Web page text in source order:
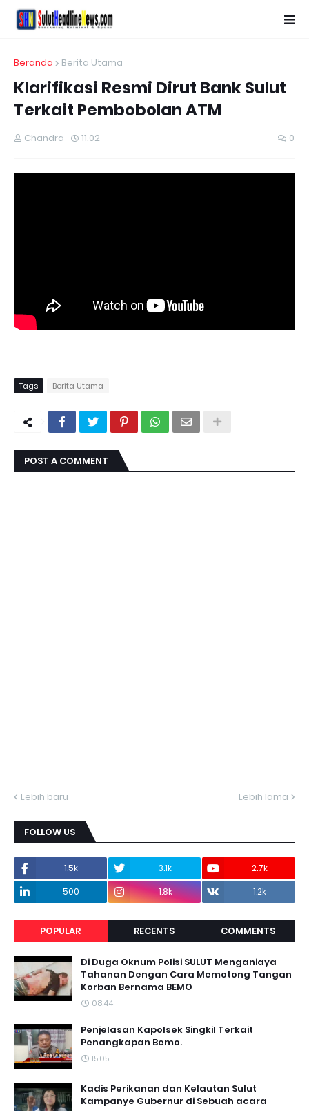
Beranda Berita Utama
Klarifikasi Resmi Dirut Bank Sulut
Terkait Pembobolan ATM
Chandra 11.02 0
Tags Berita Utama
POST A COMMENT
Lebih baru Lebih lama
FOLLOW US
1.5k 3.1k
2.7k
500
1.8k 1.2k
POPULAR RECENTS COMMENTS
Di Duga Oknum Polisi SULUT Menganiaya
Tahanan Dengan Cara Memotong Tangan
Korban Bernama BEMO
08.44
Penjelasan Kapolsek Singkil Terkait
Penangkapan Bemo.
15.05
Kadis Perikanan dan Kelautan Sulut
Kampanye Gubernur di Sebuah acara